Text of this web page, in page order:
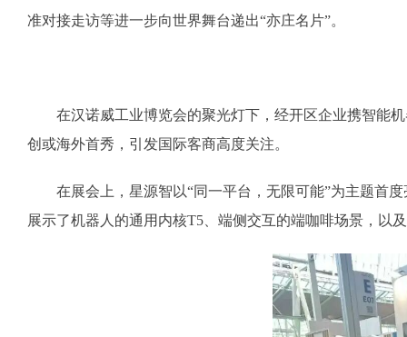
准对接走访等进一步向世界舞台递出“亦庄名片”。
在汉诺威工业博览会的聚光灯下，经开区企业携智能机
创或海外首秀，引发国际客商高度关注。
在展会上，星源智以“同一平台，无限可能”为主题首度
展示了机器人的通用内核T5、端侧交互的端咖啡场景，以